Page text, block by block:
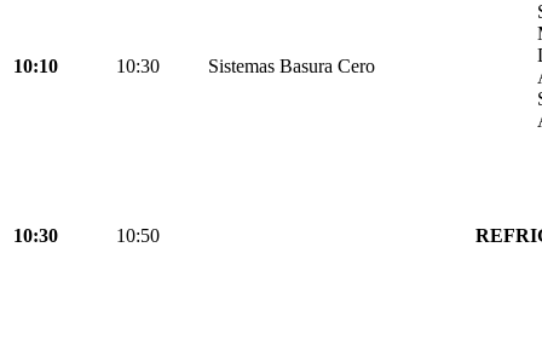
10:10 10:30 Sistemas Basura Cero
10:30 10:50